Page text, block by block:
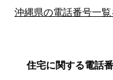
沖縄県の電話番号一覧
住宅に関する電話